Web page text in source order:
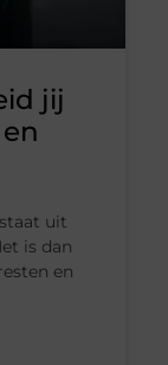
jij
uit
is dan
en